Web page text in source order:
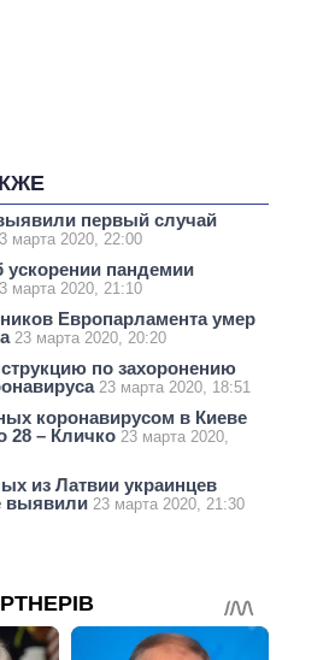
первый случай
марта 2020, 22:00
ускорении пандемии
марта 2020, 21:10
Европарламента умер
23 марта 2020, 20:20
по захоронению
23 марта 2020, 18:51
коронавирусом в Киеве
28 – Кличко 23 марта 2020,
из Латвии украинцев
выявили 23 марта 2020, 21:30